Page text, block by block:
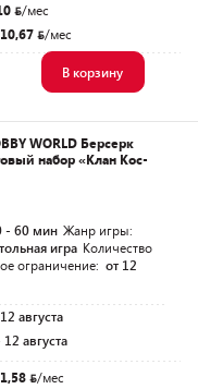
/мес
10,67 /мес
В корзину
WORLD Берсерк
набор «Клан Кос-
- 60 мин Жанр игры:
игра Количество
ограничение: от 12
августа
12 августа
1,58 /мес